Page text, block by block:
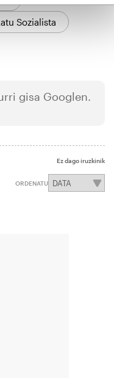
Sozialista
gisa Googlen.
Ez dago iruzkinik
ORDENATU